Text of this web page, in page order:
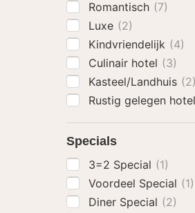
Romantisch (7)
Luxe (2)
Kindvriendelijk (4)
Culinair hotel (3)
Kasteel/Landhuis (2)
Rustig gelegen hotel
Specials
3=2 Special (1)
Voordeel Special (1)
Diner Special (2)